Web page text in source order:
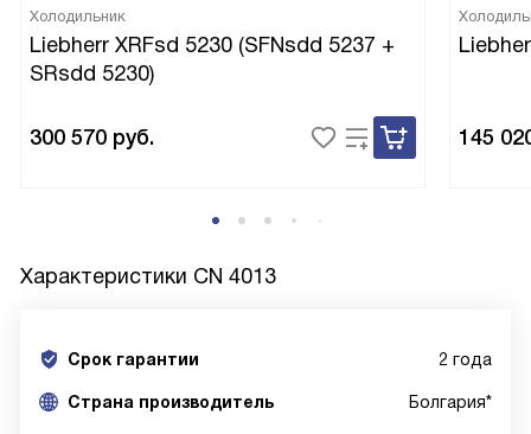
Холодильник
Liebherr XRFsd 5230 (SFNsdd 5237 +
SRsdd 5230)
300 570 руб. 145
Характеристики CN 4013
Срок гарантии 2 года
Cтрана производитель Болгария*